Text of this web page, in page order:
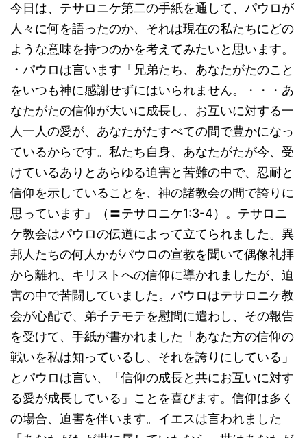
今日は、テサロニケ第二の手紙を通して、パウロが
人々に何を語ったのか、それは現在の私たちにどの
ような意味を持つのかを考えてみたいと思います。
・パウロは言います「兄弟たち、あなたがたのこと
をいつも神に感謝せずにはいられません。・・・あ
なたがたの信仰が大いに成長し、お互いに対する一
人一人の愛が、あなたがたすべての間で豊かになっ
ているからです。私たち自身、あなたがたが今、受
けているありとあらゆる迫害と苦難の中で、忍耐と
信仰を示していることを、神の諸教会の間で誇りに
思っています」（〓テサロニケ1:3-4）。テサロニ
ケ教会はパウロの伝道によって立てられました。異
邦人たちの何人かがパウロの宣教を聞いて偶像礼拝
から離れ、キリストへの信仰に導かれましたが、迫
害の中で苦闘していました。パウロはテサロニケ教
会が心配で、弟子テモテを慰問に遣わし、その報告
を受けて、手紙が書かれました「あなた方の信仰の
戦いを私は知っているし、それを誇りにしている」
とパウロは言い、「信仰の成長と共にお互いに対す
る愛が成長している」ことを喜びます。信仰は多く
の場合、迫害を伴います。イエスは言われました